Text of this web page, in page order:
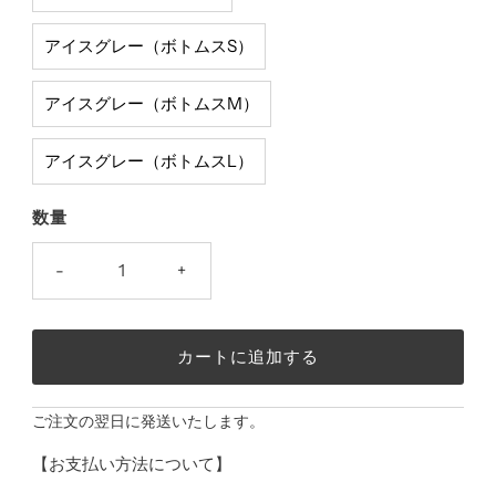
アイスグレー（ボトムスS）
アイスグレー（ボトムスM）
アイスグレー（ボトムスL）
数量
- +
ご注文の翌日に発送いたします。
【お支払い方法について】